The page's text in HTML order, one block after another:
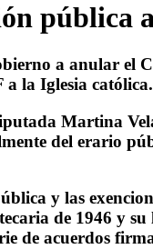
pública
a anular el
la Iglesia católica.
Martina
del erario
y las
de 1946 y
de acuerdos